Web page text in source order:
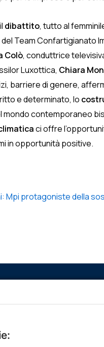
dibattito, tutto al
Team Confartigianato
Colò, conduttrice
Luxottica, Chiara
barriere di genere,
e determinato, lo
contemporaneo
ci offre
in opportunità positive.
Mpi protagoniste della